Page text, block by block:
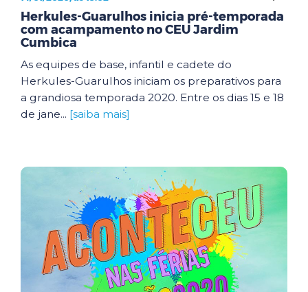
Herkules-Guarulhos inicia pré-temporada
com acampamento no CEU Jardim
Cumbica
As equipes de base, infantil e cadete do
Herkules-Guarulhos iniciam os preparativos para
a grandiosa temporada 2020. Entre os dias 15 e 18
de jane... [saiba mais]